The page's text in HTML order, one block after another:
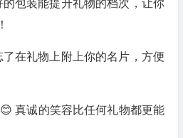
的包装能提升礼物的档次，让你
了在礼物上附上你的名片，方便
😊 真诚的笑容比任何礼物都更能